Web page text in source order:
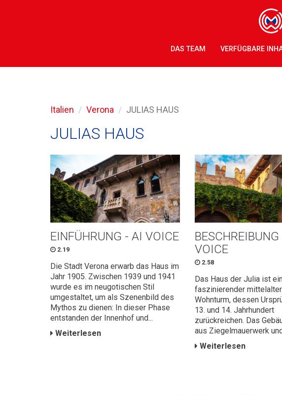
DAS TEAM VERFÜGBARE
Italien Verona JULIAS HAUS
JULIAS HAUS
EINFÜHRUNG - AI VOICE
2.19
Die Stadt Verona erwarb das Haus im
Jahr 1905. Zwischen 1939 und 1941
wurde es im neugotischen Stil
umgestaltet, um als Szenenbild des
Mythos zu dienen: In dieser Phase
entstanden der Innenhof und...
Weiterlesen
BESCHREIBUNG
VOICE
2.58
Das Haus der Julia ist
faszinierender
Wohnturm, dessen
13. und 14. Jahrhundert
zurückreichen. Das
aus Ziegelmauerwerk
Weiterlesen